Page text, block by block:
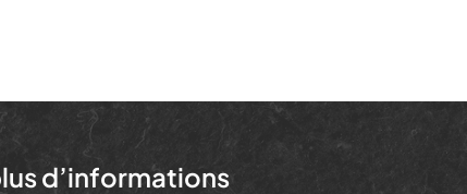
d’informations